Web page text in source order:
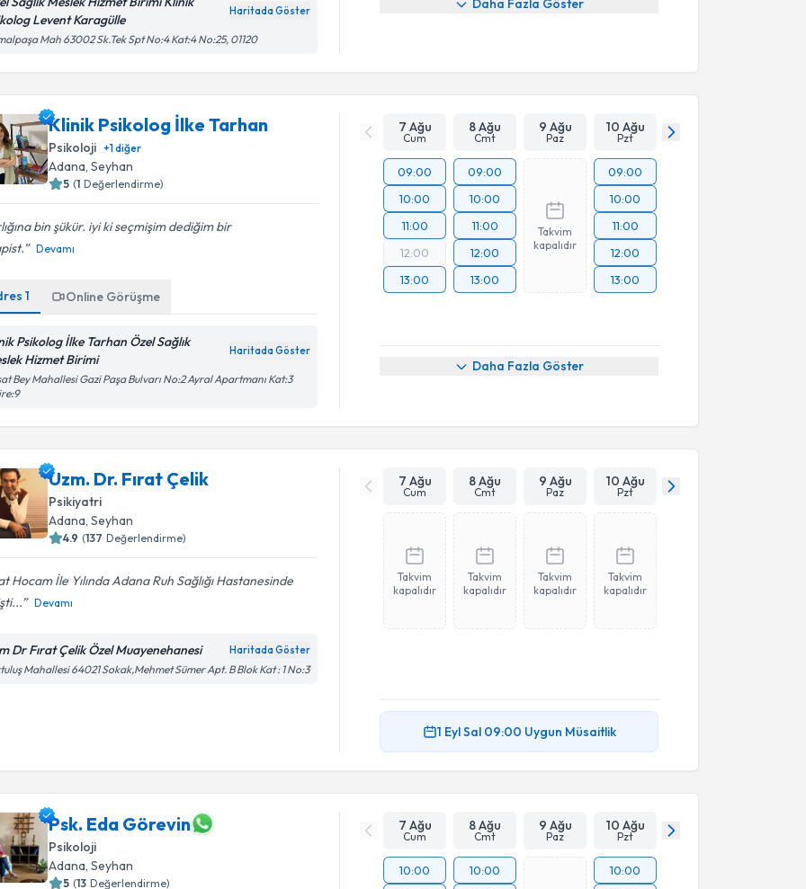
Levent Karagülle
Haritada Göster
Mah 63002 Sk.Tek Spt No:4 Kat:4 No:25, 01120
Daha Fazla Göster
Klinik Psikolog İlke Tarhan
Psikoloji +1diğer
Adana, Seyhan
5 (1 Değerlendirme)
bin şükür. iyi ki seçmişim dediğim bir
Devamı
1 Online Görüşme
Psikolog İlke Tarhan Özel Sağlık
Hizmet Birimi
Haritada Göster
Bey Mahallesi Gazi Paşa Bulvarı No:2 Ayral Apartmanı Kat:3
7 Ağu
Cum
8 Ağu
Cmt
9 Ağu
Paz
10 Ağu
Pzt
09:00
10:00
11:00
12:00
13:00
09:00
10:00
11:00
12:00
13:00
Takvim
kapalıdır
09:00
10:00
11:00
12:00
13:00
Daha Fazla Göster
Uzm. Dr. Fırat Çelik
Psikiyatri
Adana, Seyhan
4.9 (137 Değerlendirme)
Hocam İle Yılında Adana Ruh Sağlığı Hastanesinde
Devamı
Dr Fırat Çelik Özel Muayenehanesi Haritada Göster
Mahallesi 64021 Sokak,Mehmet Sümer Apt. B Blok Kat : 1 No:3
7 Ağu
Cum
8 Ağu
Cmt
9 Ağu
Paz
10 Ağu
Pzt
Takvim
kapalıdır
Takvim
kapalıdır
Takvim
kapalıdır
Takvim
kapalıdır
1 EylSal 09:00 Uygun Müsaitlik
Psk. Eda Görevin
Psikoloji
Adana, Seyhan
5 (13 Değerlendirme)
7 Ağu
Cum
8 Ağu
Cmt
9 Ağu
Paz
10 Ağu
Pzt
10:00
10:00
10:00